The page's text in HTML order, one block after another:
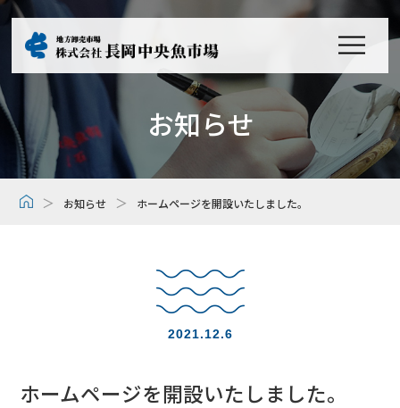
お知らせ
＞ お知らせ ＞ ホームページを開設いたしました。
2021.12.6
ホームページを開設いたしました。